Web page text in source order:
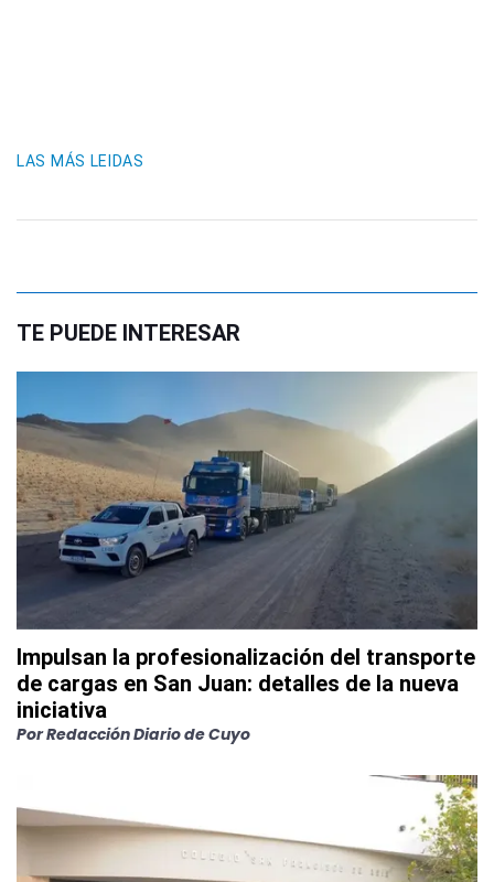
LAS MÁS LEIDAS
TE PUEDE INTERESAR
Impulsan la profesionalización del transporte
de cargas en San Juan: detalles de la nueva
iniciativa
PorRedacción Diario de Cuyo